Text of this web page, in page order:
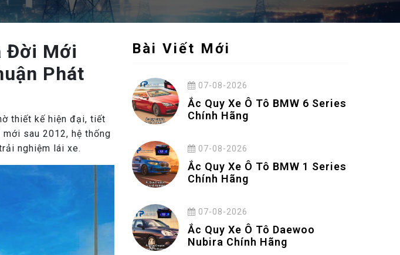
Đời Mới
Phát
thiết kế hiện đại, tiết
sau 2012, hệ thống
nghiệm lái xe.
Bài Viết Mới
07-08-2026
Ắc Quy Xe Ô Tô BMW 6 Series
Chính Hãng
07-08-2026
Ắc Quy Xe Ô Tô BMW 1 Series
Chính Hãng
07-08-2026
Ắc Quy Xe Ô Tô Daewoo
Nubira Chính Hãng